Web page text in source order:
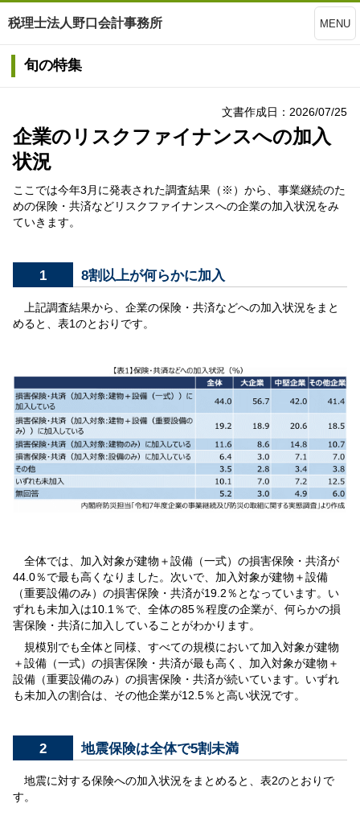
税理士法人野口会計事務所 MENU
旬の特集
文書作成日：2026/07/25
企業のリスクファイナンスへの加入
状況
ここでは今年3月に発表された調査結果（※）から、事業継続のた
めの保険・共済などリスクファイナンスへの企業の加入状況をみ
ていきます。
1 8割以上が何らかに加入
上記調査結果から、企業の保険・共済などへの加入状況をまと
めると、表1のとおりです。
全体では、加入対象が建物＋設備（一式）の損害保険・共済が
44.0％で最も高くなりました。次いで、加入対象が建物＋設備
（重要設備のみ）の損害保険・共済が19.2％となっています。い
ずれも未加入は10.1％で、全体の85％程度の企業が、何らかの損
害保険・共済に加入していることがわかります。
規模別でも全体と同様、すべての規模において加入対象が建物
＋設備（一式）の損害保険・共済が最も高く、加入対象が建物＋
設備（重要設備のみ）の損害保険・共済が続いています。いずれ
も未加入の割合は、その他企業が12.5％と高い状況です。
2 地震保険は全体で5割未満
地震に対する保険への加入状況をまとめると、表2のとおりで
す。